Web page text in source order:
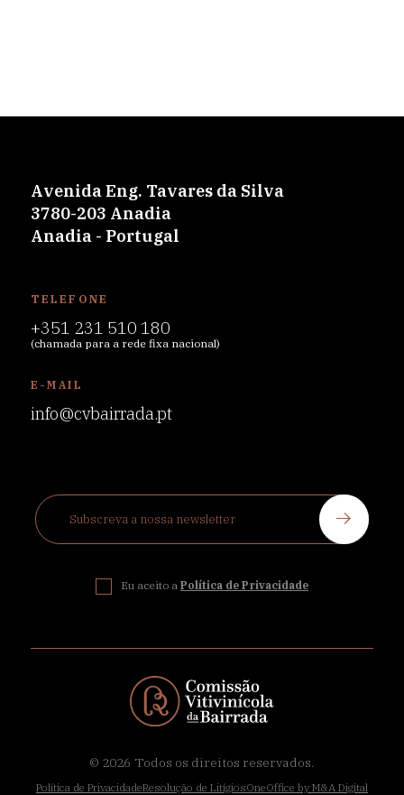
Avenida Eng. Tavares da Silva
3780-203 Anadia
Anadia - Portugal
TELEFONE
+351 231 510 180
(chamada para a rede fixa nacional)
E-MAIL
info@cvbairrada.pt
Eu aceito a Política de Privacidade
© 2026 Todos os direitos reservados.
Política de PrivacidadeResolução de LitígiosOneOffice by M&A Digital